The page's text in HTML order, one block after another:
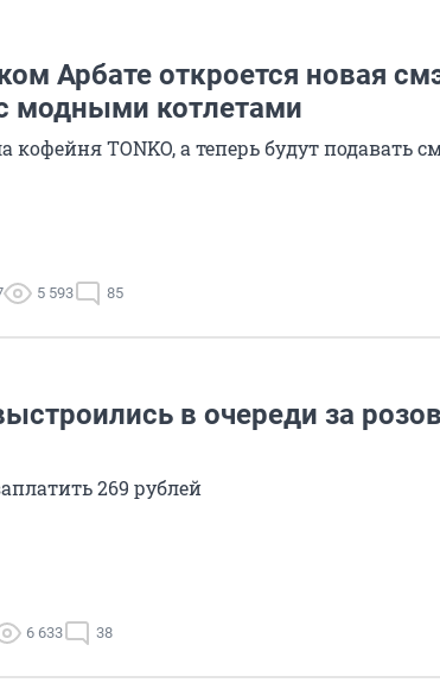
Арбате откроется новая
модными котлетами
кофейня TONKO, а теперь будут подавать
5 593 85
в очереди за
269 рублей
6 633 38